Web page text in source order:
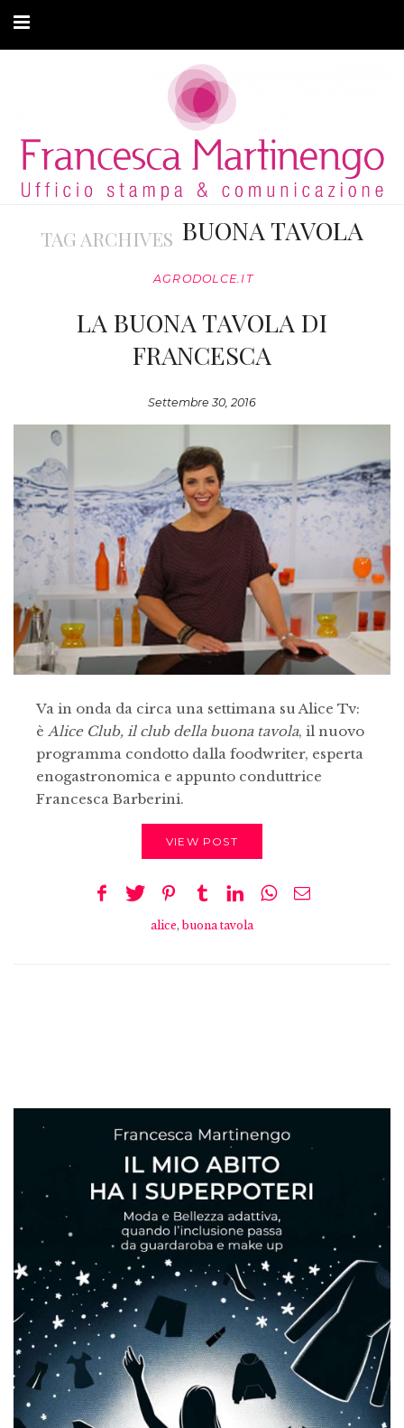
ARTICOLI
MODA ADATTIVA
CONTATTI
TAG ARCHIVES BUONA TAVOLA
AGRODOLCE.IT
LA BUONA TAVOLA DI
FRANCESCA
Settembre 30, 2016
Va in onda da circa una settimana su Alice Tv:
è Alice Club, il club della buona tavola, il nuovo
programma condotto dalla foodwriter, esperta
enogastronomica e appunto conduttrice
Francesca Barberini.
VIEW POST
alice, buona tavola